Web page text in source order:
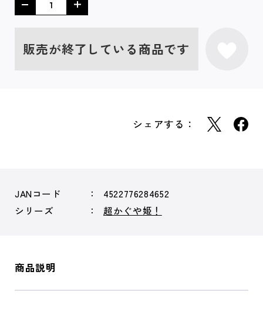
販売が終了している商品です
シェアする：
JANコード
4522776284652
シリーズ
超かぐや姫！
商品説明